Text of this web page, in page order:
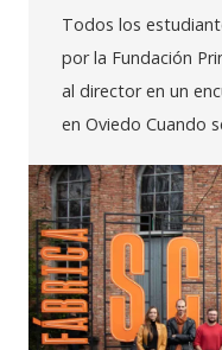
Todos los
por la Fundación
al director en un
en Oviedo Cuando